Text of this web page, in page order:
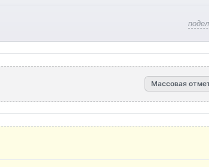
Массовая